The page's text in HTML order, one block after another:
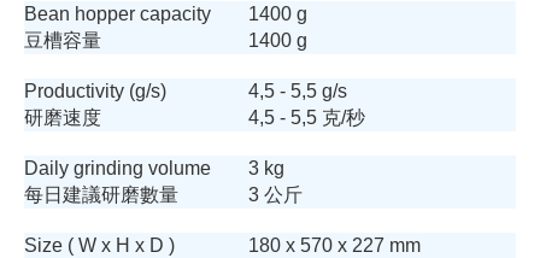
Bean hopper capacity
豆槽容量
1400 g
1400 g
Productivity (g/s)
研磨速度
4,5 - 5,5 g/s
4,5 - 5,5 克/秒
Daily grinding volume
每日建議研磨數量
3 kg
3 公斤
Size ( W x H x D )
180 x 570 x 227 mm